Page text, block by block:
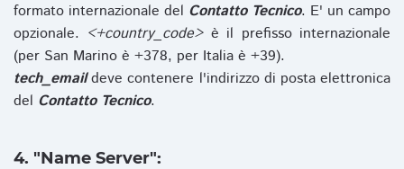
formato internazionale del Contatto Tecnico. E' un campo
opzionale. <+country_code>è il prefisso internazionale
(per San Marino è +378, per Italia è +39).
tech_emaildeve contenere l'indirizzo di posta elettronica
del Contatto Tecnico.
4. "Name Server":